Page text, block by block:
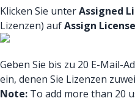
Klicken Sie unterAssigned
Lizenzen) aufAssign
Geben Sie bis zu 20 E-Mail-
ein, denen Sie Lizenzen
Note: To add more than 20